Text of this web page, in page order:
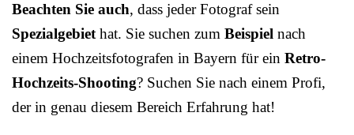
Beachten Sie auch, dass jeder Fotograf sein
Spezialgebiethat. Sie suchen zum Beispiel nach
einem Hochzeitsfotografen in Bayern für ein Retro-
Hochzeits-Shooting? Suchen Sie nach einem Profi,
der in genau diesem Bereich Erfahrung hat!